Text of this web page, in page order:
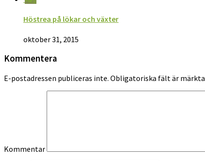
Höstrea på lökar och växter
oktober 31, 2015
Kommentera
E-postadressen publiceras inte. Obligatoriska fält är märkta
Kommentar